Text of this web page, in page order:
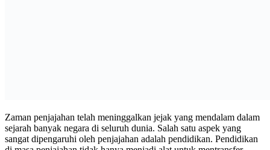
Zaman penjajahan telah meninggalkan jejak yang mendalam dalam
sejarah banyak negara di seluruh dunia. Salah satu aspek yang
sangat dipengaruhi oleh penjajahan adalah pendidikan. Pendidikan